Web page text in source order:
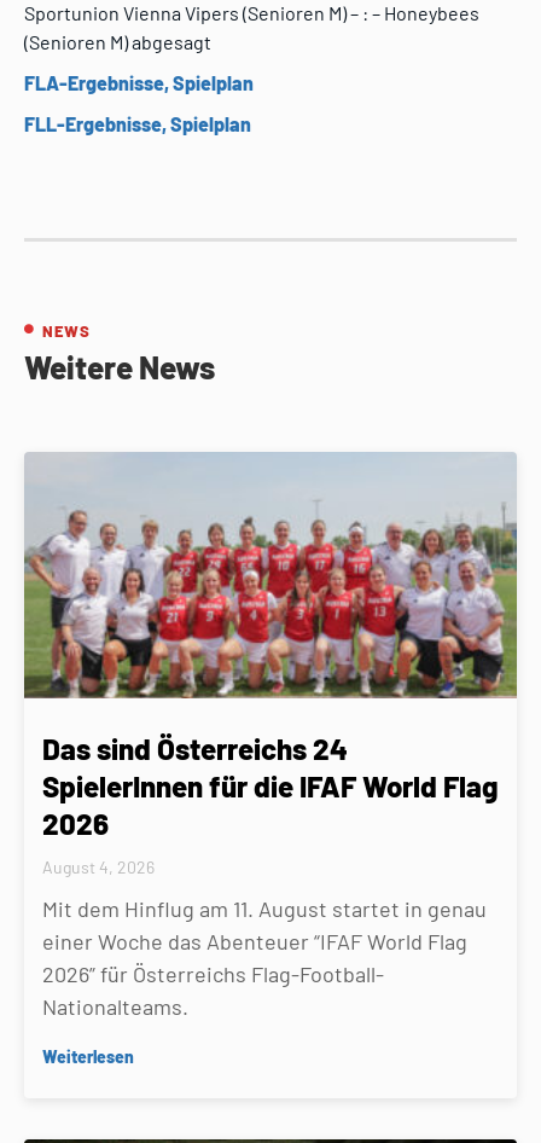
Sportunion Vienna Vipers (Senioren M) – : – Honeybees
(Senioren M) abgesagt
FLA-Ergebnisse, Spielplan
FLL-Ergebnisse, Spielplan
NEWS
Weitere News
Das sind Österreichs 24
SpielerInnen für die IFAF World Flag
2026
August 4, 2026
Mit dem Hinflug am 11. August startet in genau
einer Woche das Abenteuer “IFAF World Flag
2026” für Österreichs Flag-Football-
Nationalteams.
Weiterlesen